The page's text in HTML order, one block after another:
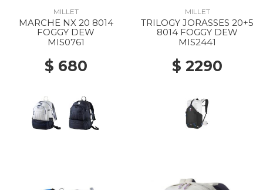
MILLET
MARCHE NX 20 8014
FOGGY DEW
MIS0761
$ 680
MILLET
TRILOGY JORASSES 20+5
8014 FOGGY DEW
MIS2441
$ 2290